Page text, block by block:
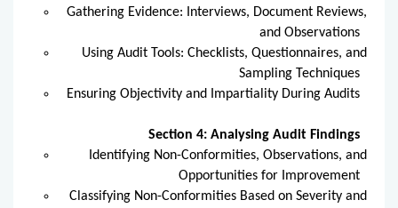
Gathering Evidence: Interviews, Document Reviews,
and Observations
Using Audit Tools: Checklists, Questionnaires, and
Sampling Techniques
Ensuring Objectivity and Impartiality During Audits
Section 4: Analysing Audit Findings
Identifying Non-Conformities, Observations, and
Opportunities for Improvement
Classifying Non-Conformities Based on Severity and